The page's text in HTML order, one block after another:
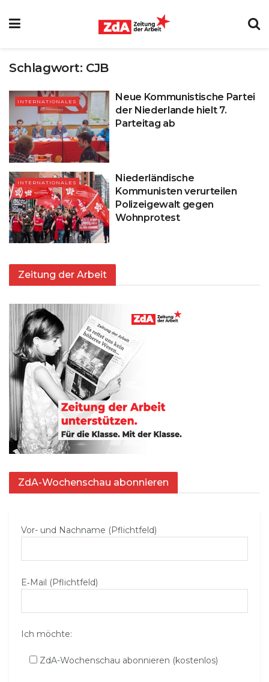
Schlagwort: CJB
INTERNATIONALES
Neue Kommunistische Partei
der Niederlande hielt 7.
Parteitag ab
INTERNATIONALES
Niederländische
Kommunisten verurteilen
Polizeigewalt gegen
Wohnprotest
Zeitung der Arbeit
ZdA-Wochenschau abonnieren
Vor- und Nachname (Pflichtfeld)
E‑Mail (Pflichtfeld)
Ich möchte:
ZdA-Wochenschau abonnieren (kostenlos)